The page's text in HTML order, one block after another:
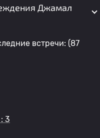
Джамал
встречи: (87
3